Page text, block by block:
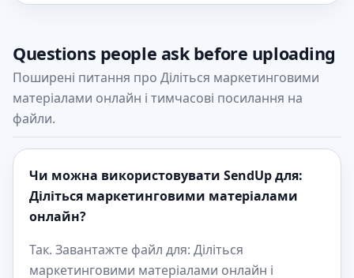
Questions people ask before uploading
Поширені питання про Діліться маркетинговими
матеріалами онлайн і тимчасові посилання на
файли.
Чи можна використовувати SendUp для:
Діліться маркетинговими матеріалами
онлайн?
Так. Завантажте файл для: Діліться
маркетинговими матеріалами онлайн і